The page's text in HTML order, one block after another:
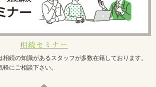
相続セミナー
続の知識があるスタッフが多数在籍しております。
にご相談下さい。